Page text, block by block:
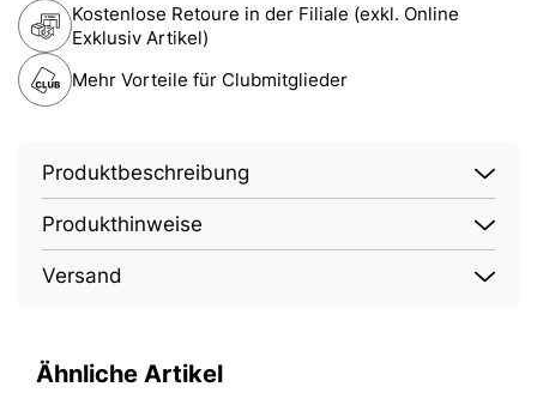
Kostenlose Retoure in der Filiale (exkl. Online
Exklusiv Artikel)
Mehr Vorteile für Clubmitglieder
Produktbeschreibung
Produkthinweise
Versand
Ähnliche Artikel